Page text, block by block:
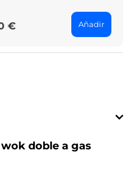
€ Añadir
doble a gas